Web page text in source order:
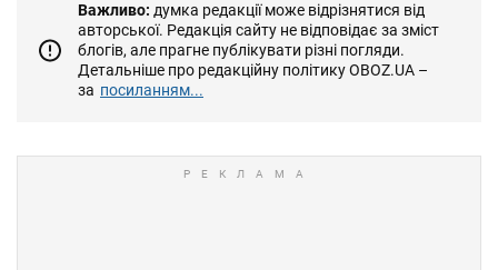
Важливо: думка редакції може відрізнятися від
авторської. Редакція сайту не відповідає за зміст
блогів, але прагне публікувати різні погляди.
Детальніше про редакційну політику OBOZ.UA –
за посиланням...